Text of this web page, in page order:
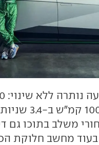
משלב בתוכו גם
בעוד מחשב חלוקת